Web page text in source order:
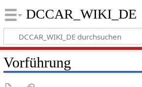
DCCAR_WIKI_DE
Vorführung